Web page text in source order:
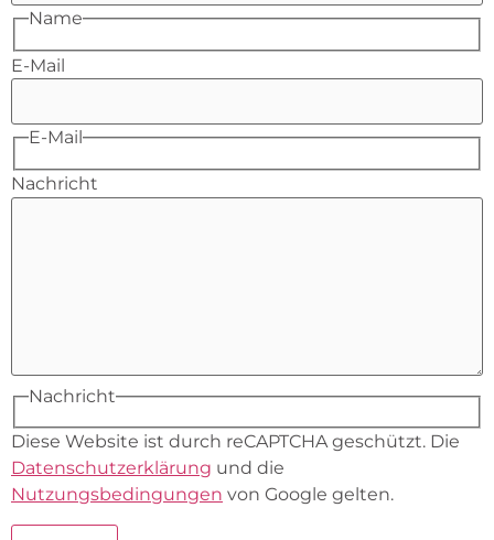
Name
E-Mail
E-Mail
Nachricht
Nachricht
Diese Website ist durch reCAPTCHA geschützt. Die
Datenschutzerklärung und die
Nutzungsbedingungen von Google gelten.